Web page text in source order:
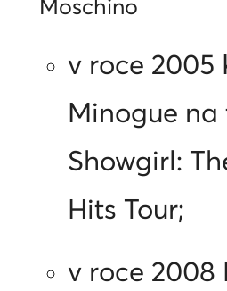
Moschino
v roce 2005
Minogue na
Showgirl:
Hits Tour;
v roce